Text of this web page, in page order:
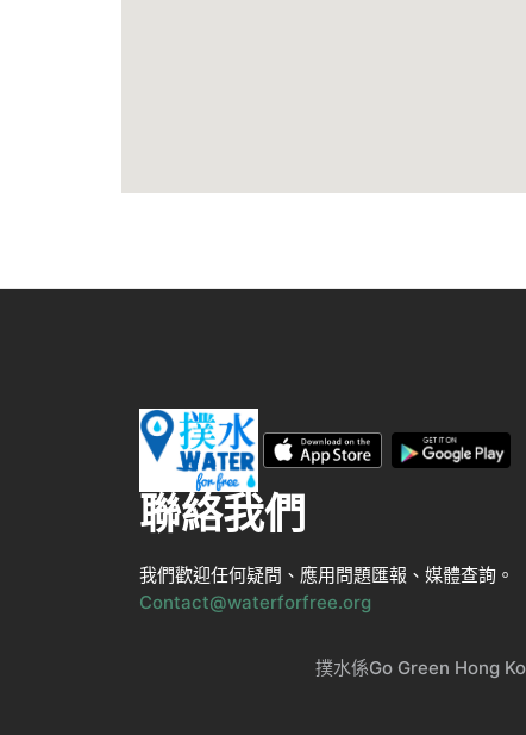
聯絡我們
我們歡迎任何疑問、應用問題匯報、媒體查詢。
Contact@waterforfree.org
撲水係Go Green Hong